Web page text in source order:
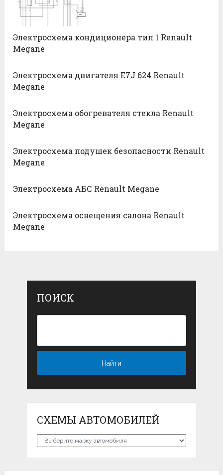
Электросхема кондиционера тип 1 Renault
Megane
Электросхема двигателя E7J 624 Renault
Megane
Электросхема обогревателя стекла Renault
Megane
Электросхема подушек безопасности Renault
Megane
Электросхема АБС Renault Megane
Электросхема освещения салона Renault
Megane
ПОИСК
СХЕМЫ АВТОМОБИЛЕЙ
Схемы